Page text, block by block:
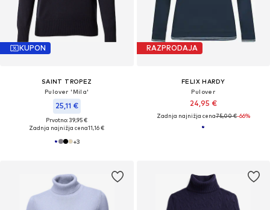
KUPON
SAINT TROPEZ
Pulover 'Mila'
25,11 €
Prvotno: 39,95 €
Zadnja najnižja cena11,16 €
+3
RAZPRODAJA
FELIX HARDY
Pulover
24,95 €
Zadnja najnižja cena75,00 €-66%